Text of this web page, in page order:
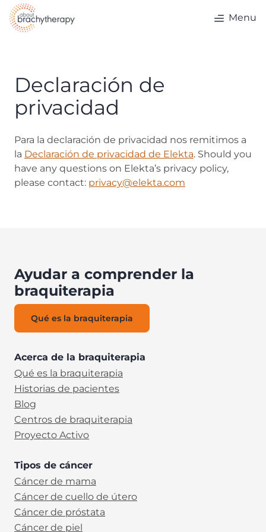
Skip to content
Menu
Declaración de
privacidad
Para la declaración de privacidad nos remitimos a
la Declaración de privacidad de Elekta. Should you
have any questions on Elekta’s privacy policy,
please contact: privacy@elekta.com
Ayudar a comprender la
braquiterapia
Qué es la braquiterapia
Acerca de la braquiterapia
Qué es la braquiterapia
Historias de pacientes
Blog
Centros de braquiterapia
Proyecto Activo
Tipos de cáncer
Cáncer de mama
Cáncer de cuello de útero
Cáncer de próstata
Cáncer de piel